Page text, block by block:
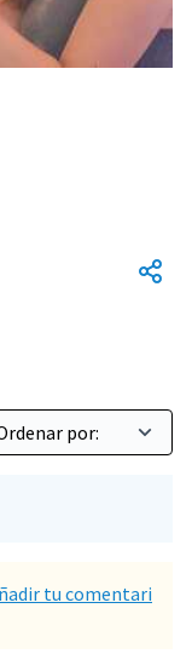
tu comentari